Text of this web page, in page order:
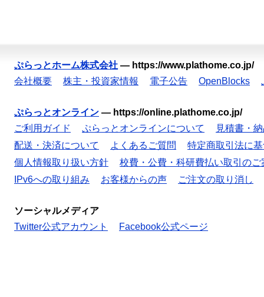
ぷらっとホーム株式会社 — https://www.plathome.co.jp/
会社概要
株主・投資家情報 電子公告 OpenBlocks
ぷらっとオンライン — https://online.plathome.co.jp/
ご利用ガイド
ぷらっとオンラインについて
見積書・
配送・決済について
よくあるご質問
特定商取引法に
個人情報取り扱い方針
校費・公費・科研費払い取引のご
IPv6への取り組み
お客様からの声 ご注文の取り消し
ソーシャルメディア
Twitter公式アカウント
Facebook公式ページ